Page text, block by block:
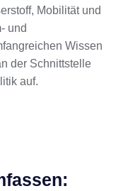
Mobilität und
und
Wissen
der Schnittstelle
auf.